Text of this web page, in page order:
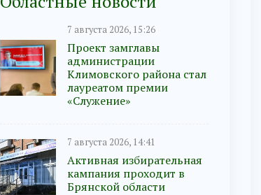
7 августа 2026, 15:26
Проект замглавы
администрации
Климовского района стал
лауреатом премии
«Служение»
7 августа 2026, 14:41
Активная избирательная
кампания проходит в
Брянской области